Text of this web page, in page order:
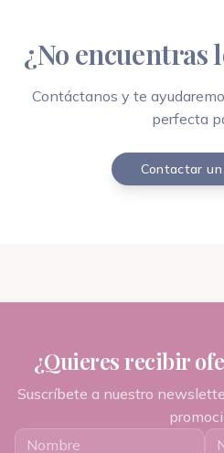
¿No encuentras
Contáctanos y te
perfecta
Contactar
¿Quieres recibir
Suscríbete a nuestro